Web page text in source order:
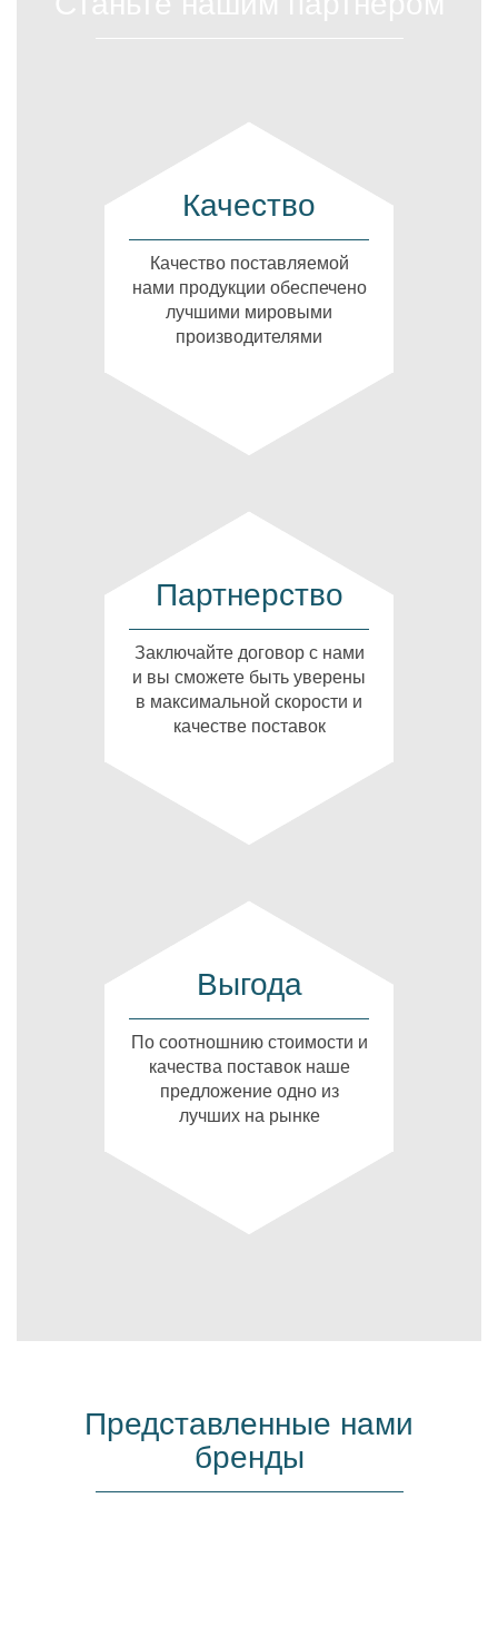
Качество
Качество поставляемой
нами продукции обеспечено
лучшими мировыми
производителями
Партнерство
Заключайте договор с нами
и вы сможете быть уверены
в максимальной скорости и
качестве поставок
Выгода
По соотношнию стоимости и
качества поставок наше
предложение одно из
лучших на рынке
Представленные нами
бренды